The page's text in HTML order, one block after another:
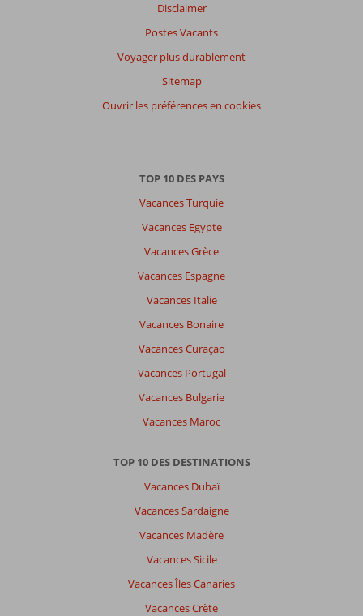
Disclaimer
Postes Vacants
Voyager plus durablement
Sitemap
Ouvrir les préférences en cookies
TOP 10 DES PAYS
Vacances Turquie
Vacances Egypte
Vacances Grèce
Vacances Espagne
Vacances Italie
Vacances Bonaire
Vacances Curaçao
Vacances Portugal
Vacances Bulgarie
Vacances Maroc
TOP 10 DES DESTINATIONS
Vacances Dubaï
Vacances Sardaigne
Vacances Madère
Vacances Sicile
Vacances Îles Canaries
Vacances Crète